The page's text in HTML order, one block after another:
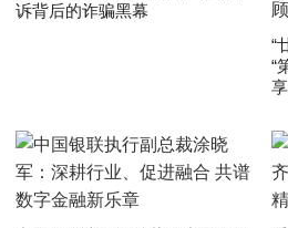
诉背后的诈骗黑幕
“
“